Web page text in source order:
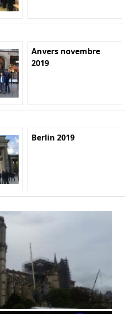
Anvers novembre
2019
Berlin 2019